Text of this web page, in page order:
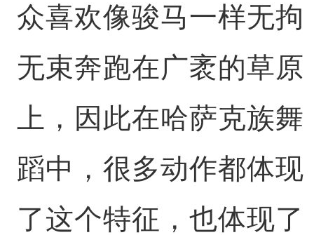
众喜欢像骏马一样无拘
无束奔跑在广袤的草原
上，因此在哈萨克族舞
蹈中，很多动作都体现
了这个特征，也体现了